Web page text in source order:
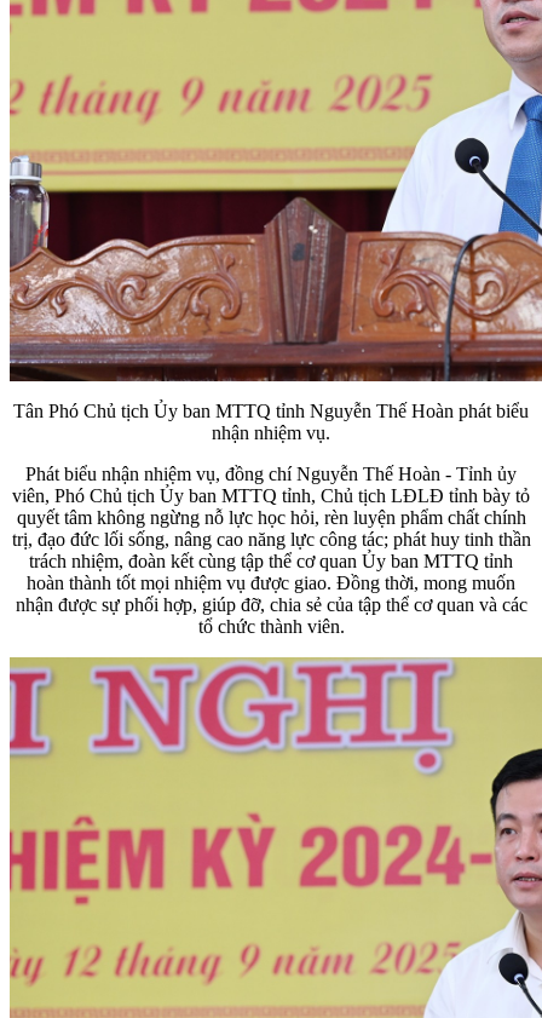
Tân Phó Chủ tịch Ủy ban MTTQ tỉnh Nguyễn Thế Hoàn phát biểu
nhận nhiệm vụ.
Phát biểu nhận nhiệm vụ, đồng chí Nguyễn Thế Hoàn - Tỉnh ủy
viên, Phó Chủ tịch Ủy ban MTTQ tỉnh, Chủ tịch LĐLĐ tỉnh bày tỏ
quyết tâm không ngừng nỗ lực học hỏi, rèn luyện phẩm chất chính
trị, đạo đức lối sống, nâng cao năng lực công tác; phát huy tinh thần
trách nhiệm, đoàn kết cùng tập thể cơ quan Ủy ban MTTQ tỉnh
hoàn thành tốt mọi nhiệm vụ được giao. Đồng thời, mong muốn
nhận được sự phối hợp, giúp đỡ, chia sẻ của tập thể cơ quan và các
tổ chức thành viên.